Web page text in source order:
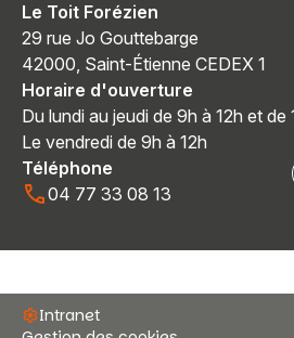
Le Toit Forézien
29 rue Jo Gouttebarge
42000, Saint-Étienne CEDEX 1
Horaire d'ouverture
Du lundi au jeudi de 9h à 12h et
Le vendredi de 9h à 12h
Téléphone
04 77 33 08 13
Intranet